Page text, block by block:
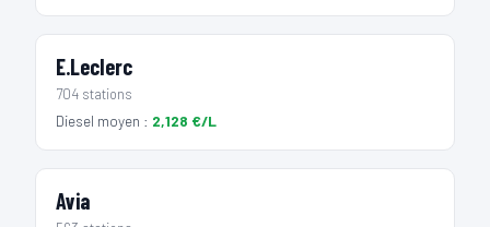
E.Leclerc
704 stations
Diesel moyen : 2,128 €/L
Avia